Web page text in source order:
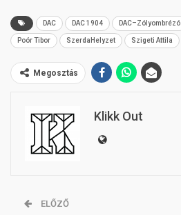
DAC DAC 1904 DAC–Zólyombrézó
Poór Tibor SzerdaHelyzet Szigeti Attila
Megosztás
Klikk Out
ELŐZŐ